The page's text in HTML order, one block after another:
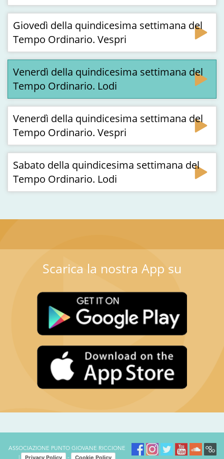
Giovedì della quindicesima settimana del
Tempo Ordinario. Vespri
Venerdì della quindicesima settimana del
Tempo Ordinario. Lodi
Venerdì della quindicesima settimana del
Tempo Ordinario. Vespri
Sabato della quindicesima settimana del
Tempo Ordinario. Lodi
Scarica la nostra App su
ASSOCIAZIONE PUNTO GIOVANE RICCIONE